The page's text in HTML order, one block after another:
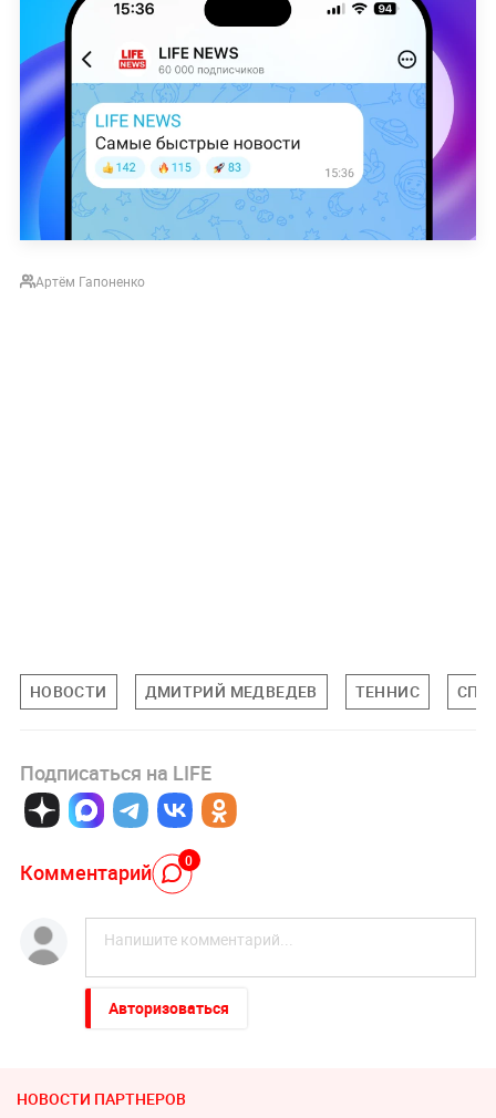
Артём Гапоненко
НОВОСТИ ДМИТРИЙ МЕДВЕДЕВ ТЕННИС
Подписаться на LIFE
Комментарий 0
Авторизоваться
НОВОСТИ ПАРТНЕРОВ